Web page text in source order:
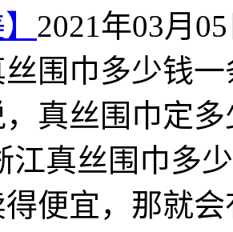
2021年03月
围巾多少钱
，真丝围巾定
江真丝围巾多
便宜，那就